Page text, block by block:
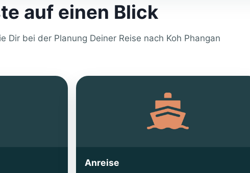
auf einen Blick
Dir bei der Planung Deiner Reise nach Koh Phangan
Anreise